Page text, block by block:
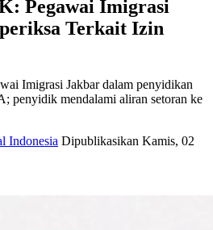
Pegawai Imigrasi
Terkait Izin
Imigrasi Jakbar dalam penyidikan
penyidik mendalami aliran setoran ke
Indonesia Dipublikasikan Kamis, 02